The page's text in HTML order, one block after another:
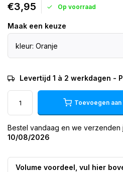
€3,95 Op voorraad
Maak een keuze
kleur: Oranje
Levertijd 1 à 2 werkdagen -
Toevoegen
Bestel vandaag en we verzenden
10/08/2026
Volume voordeel, vul hier